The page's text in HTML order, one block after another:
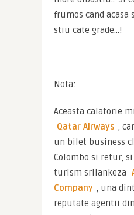
frumos cand
stiu cate grade…!
Nota:
Qatar Airways ,
un bilet business
Colombo si retur,
turism srilankeza
Company , una
reputate agentii